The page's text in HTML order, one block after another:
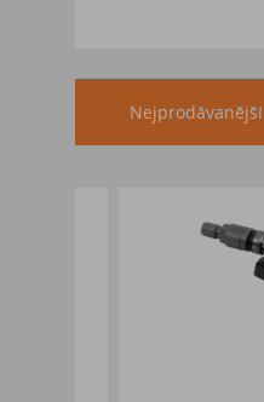
Nejprodávanější